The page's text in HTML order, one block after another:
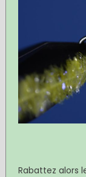
Rabattez alors